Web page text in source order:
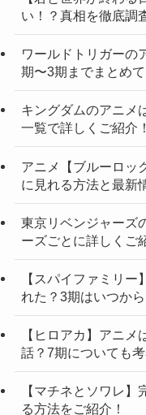
い！？真相を徹底調
ワールドトリガーの
期〜3期までまとめて
キングダムのアニメ
一覧で詳しくご紹介！
アニメ【ブルーロッ
に見れる方法と最新
東京リベンジャーズ
ーズごとに詳しくご
【スパイファミリ
れた？3期はいつから
【ヒロアカ】アニ
話？7期についても
【マチネとソワレ
る方法をご紹介！